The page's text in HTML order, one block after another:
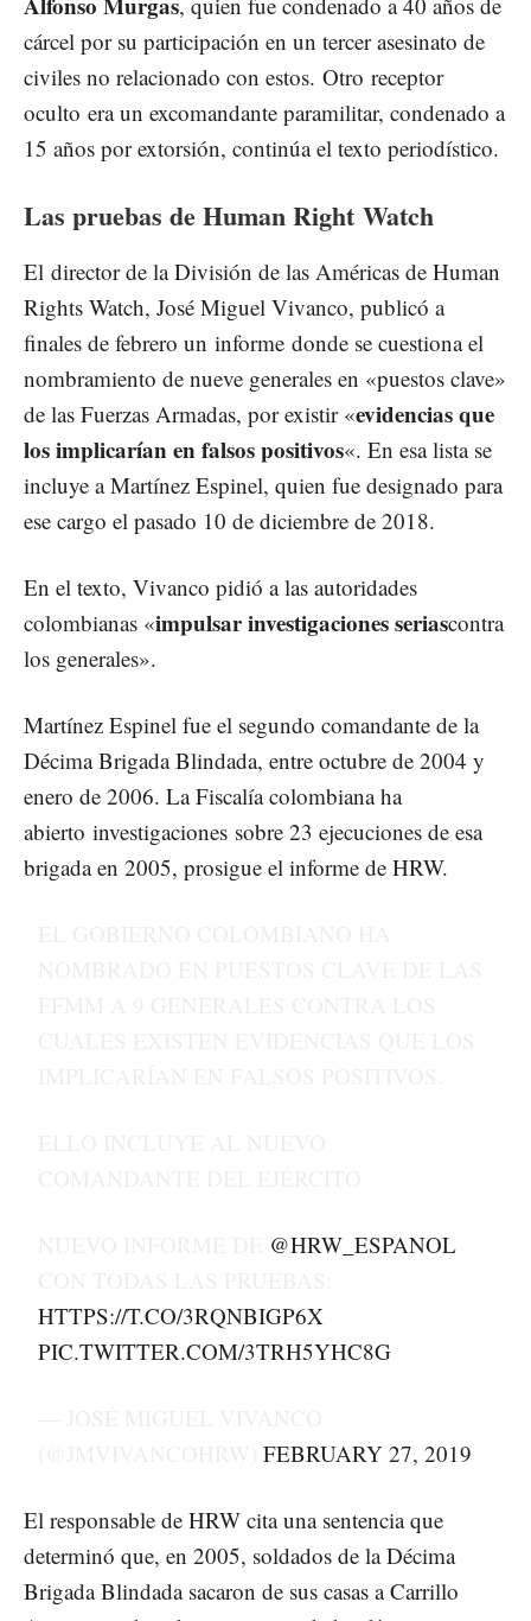
cárcel por su participación en un tercer asesinato de
civiles no relacionado con estos. Otro receptor
oculto era un excomandante paramilitar, condenado a
15 años por extorsión, continúa el texto periodístico.
Las pruebas de Human Right Watch
El director de la División de las Américas de Human
Rights Watch, José Miguel Vivanco, publicó a
finales de febrero un informe donde se cuestiona el
nombramiento de nueve generales en «puestos clave»
de las Fuerzas Armadas, por existir «evidencias que
los implicarían en falsos positivos«. En esa lista se
incluye a Martínez Espinel, quien fue designado para
ese cargo el pasado 10 de diciembre de 2018.
En el texto, Vivanco pidió a las autoridades
colombianas «impulsar investigaciones seriascontra
los generales».
Martínez Espinel fue el segundo comandante de la
Décima Brigada Blindada, entre octubre de 2004 y
enero de 2006. La Fiscalía colombiana ha
abierto investigaciones sobre 23 ejecuciones de esa
brigada en 2005, prosigue el informe de HRW.
@HRW_ESPANOL
HTTPS://T.CO/3RQNBIGP6X
PIC.TWITTER.COM/3TRH5YHC8G
(@JMVIVANCOHRW)FEBRUARY 27, 2019
El responsable de HRW cita una sentencia que
determinó que, en 2005, soldados de la Décima
Brigada Blindada sacaron de sus casas a Carrillo